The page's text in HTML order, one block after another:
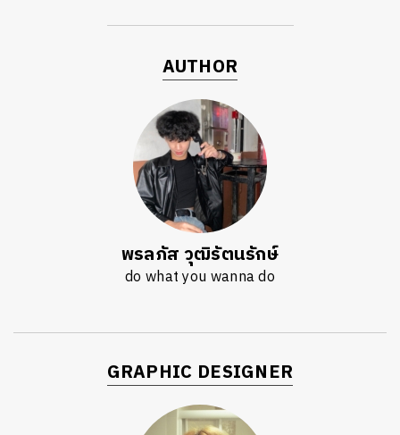
AUTHOR
พรลภัส วุฒิรัตนรักษ์
do what you wanna do
GRAPHIC DESIGNER